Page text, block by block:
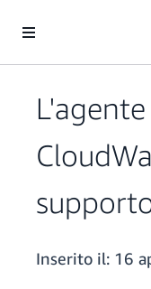
Inserito il: 16